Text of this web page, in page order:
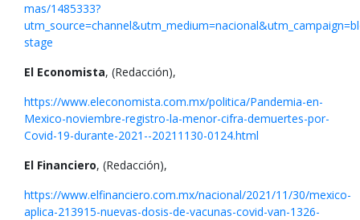
mas/1485333?
stage
El Economista, (Redacción),
https://www.eleconomista.com.mx/politica/Pandemia-en-
Mexico-noviembre-registro-la-menor-cifra-demuertes-por-
Covid-19-durante-2021--20211130-0124.html
El Financiero, (Redacción),
https://www.elfinanciero.com.mx/nacional/2021/11/30/mexico-
aplica-213915-nuevas-dosis-de-vacunas-covid-van-1326-